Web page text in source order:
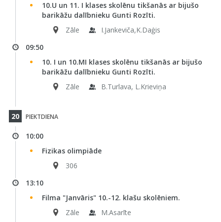
10.U un 11. I klases skolēnu tikšanās ar bijušo
barikāžu dalībnieku Gunti Rozīti.
Zāle
I.Jankeviča,K.Daģis
09:50
10. I un 10.MI klases skolēnu tikšanās ar bijušo
barikāžu dalībnieku Gunti Rozīti.
Zāle
B.Turlava, L.Krieviņa
20 PIEKTDIENA
10:00
Fizikas olimpiāde
306
13:10
Filma "Janvāris" 10.-12. klašu skolēniem.
Zāle
M.Asarīte